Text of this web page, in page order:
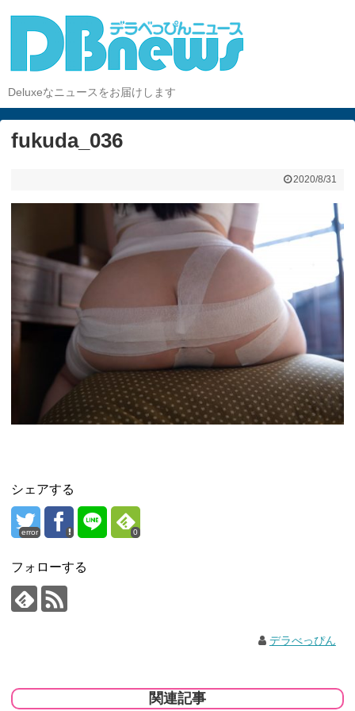
Deluxeなニュースをお届けします
fukuda_036
2020/8/31
シェアする
error 0
フォローする
デラべっぴん
関連記事